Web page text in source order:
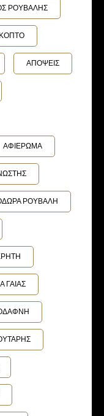
ΡΟΥΒΑΛΗΣ
ΑΠΟΨΕΙΣ
ΑΦΙΕΡΩΜΑ
ΡΟΥΒΑΛΗ
ΓΑΙΑΣ